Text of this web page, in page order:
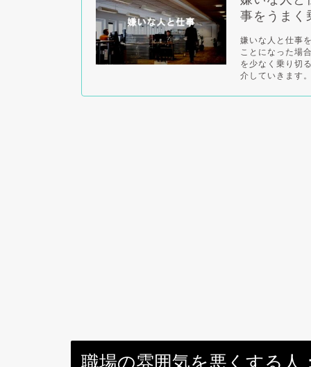
事をうまく
嫌いな人と仕事
ことになった場
を少なく乗り切
介していきます
職場の雰囲気を悪くする人